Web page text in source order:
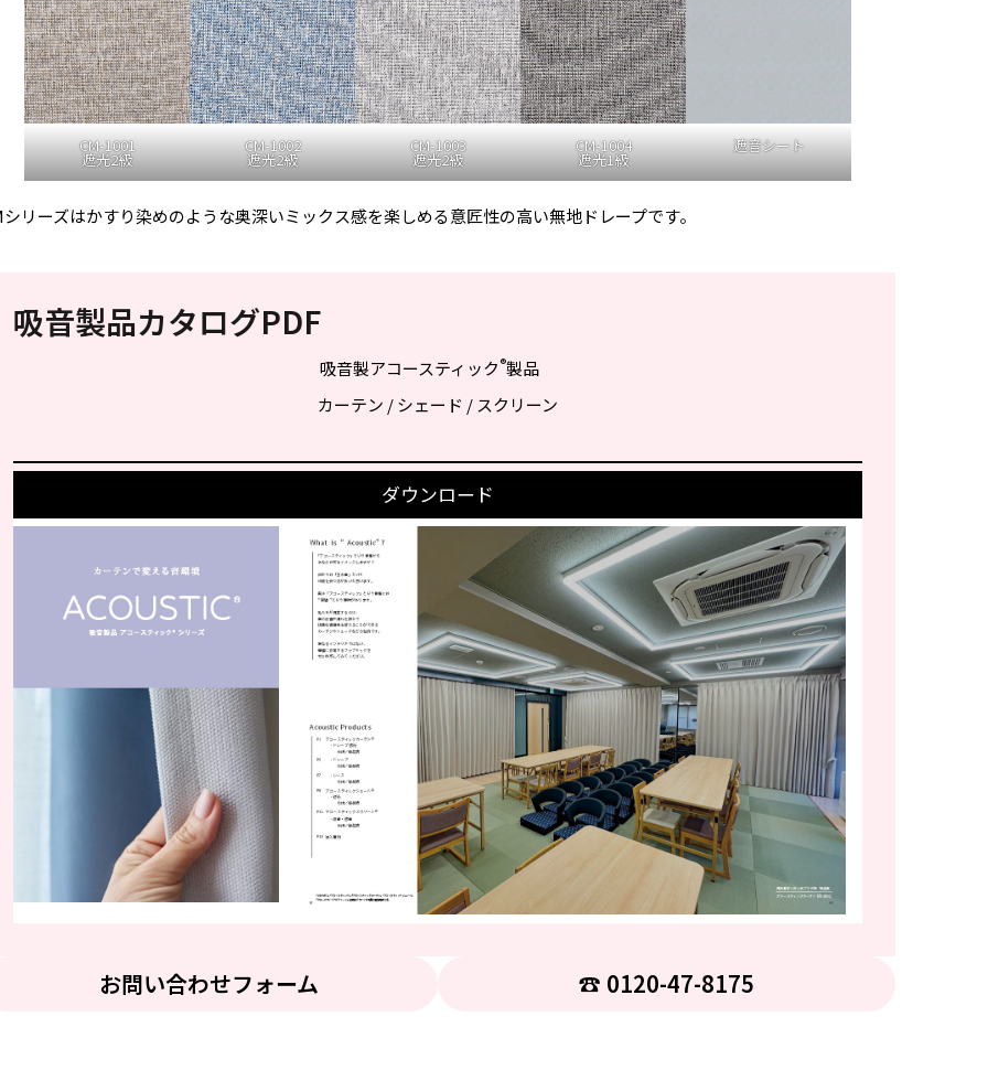
CM-1001
遮光2級
CM-1002
遮光2級
CM-1003
遮光2級
CM-1004
遮光1級
遮音シート
シリーズはかすり染めのような奥深いミックス感を楽しめる意匠性の高い無地ドレープです。
吸音製品カタログPDF
吸音製アコースティック®製品
カーテン / シェード / スクリーン
ダウンロード
お問い合わせフォーム ☎︎ 0120-47-8175